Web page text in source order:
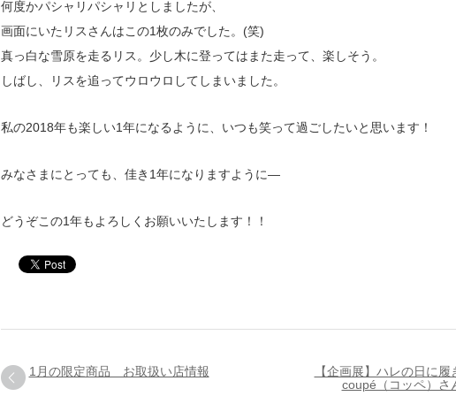
何度かパシャリパシャリとしましたが、
画面にいたリスさんはこの1枚のみでした。(笑)
真っ白な雪原を走るリス。少し木に登ってはまた走って、楽しそう。
しばし、リスを追ってウロウロしてしまいました。
私の2018年も楽しい1年になるように、いつも笑って過ごしたいと思います！
みなさまにとっても、佳き1年になりますように—
どうぞこの1年もよろしくお願いいたします！！
1月の限定商品 お取扱い店情報
【企画展】ハレの日に履
coupé（コッペ）さ